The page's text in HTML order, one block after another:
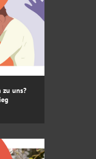
zu uns?